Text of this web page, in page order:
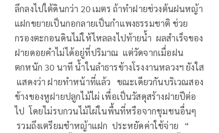
ลึกลงไปใต้ดินกว่า 20 เมตร ถ้าทำฝายช่วงต้นฝนหญ้า
แฝกขยายเป็นกอกลายเป็นกำแพงธรรมชาติ ช่วย
กรองตะกอนดินไม่ให้ไหลลงไปท้ายน้ำ ผลสำเร็จของ
ฝายดอยคำไม่ได้อยู่ที่ปริมาณ แต่วัดจากเมื่อฝน
ตกหนัก 30 นาที น้ำในลำธารข้างโรงงานหลวงฯ ยังใส
แสดงว่า ฝายทำหน้าที่แล้ว ขณะเดียวกันบริเวณสอง
ข้างของหูฝายปลูกไม้ไผ่ เพื่อเป็นวัสดุสร้างฝายปีต่อ
ไป โดยไม่รบกวนไม้ไผ่ในพื้นที่หรือจากชุมชนอื่นๆ
รวมถึงเตรียมชำหญ้าแฝก ประหยัดค่าใช้จ่าย “